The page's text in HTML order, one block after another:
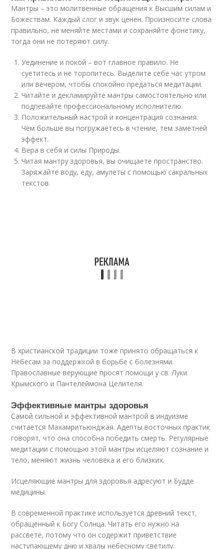
Мантры – это молитвенные обращения к Высшим силам и
Божествам. Каждый слог и звук ценен. Произносите слова
правильно, не меняйте местами и сохраняйте фонетику,
тогда они не потеряют силу.
Уединение и покой – вот главное правило. Не
суетитесь и не торопитесь. Выделите себе час утром
или вечером, чтобы спокойно предаться медитации.
Читайте и декламируйте мантры самостоятельно или
подпевайте профессиональному исполнителю.
Положительный настрой и концентрация сознания.
Чем больше вы погружаетесь в чтение, тем заметней
эффект.
Вера в себя и силы Природы.
Читая мантру здоровья, вы очищаете пространство.
Заряжайте воду, еду, амулеты с помощью сакральных
текстов.
В христианской традиции тоже принято обращаться к
Небесам за поддержкой в борьбе с болезнями.
Православные верующие просят помощи у св. Луки
Крымского и Пантелеймона Целителя.
Эффективные мантры здоровья
Самой сильной и эффективной мантрой в индуизме
считается Махамритьюнджая. Адепты восточных практик
говорят, что она способна победить смерть. Регулярные
медитации с помощью этой мантры исцеляют сознание и
тело, меняют жизнь человека и его близких.
Исцеляющие мантры для здоровья адресуют и Будде
медицины.
В современной практике используется древний текст,
обращенный к Богу Солнца. Читать его нужно на
рассвете, потому что он содержит приветствие
наступающему дню и хвалы небесному светилу.